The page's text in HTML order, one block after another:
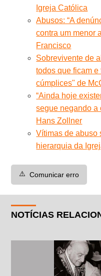
Igreja Católica
Abusos: “A
contra um menor
Francisco
Sobrevivente de
todos que ficam
cúmplices" de
“Ainda hoje
segue negando a
Hans Zollner
Vítimas de abuso
hierarquia da
⚠️ Comunicar erro
NOTÍCIAS